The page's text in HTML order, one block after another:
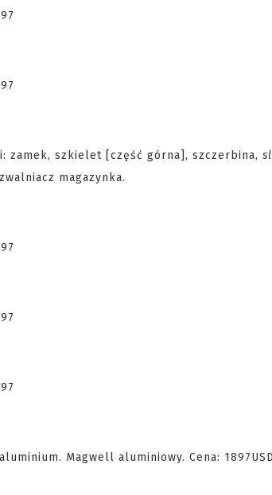
zamek, szkielet [część górna], szczerbina,
magazynka.
Magwell aluminiowy. Cena: